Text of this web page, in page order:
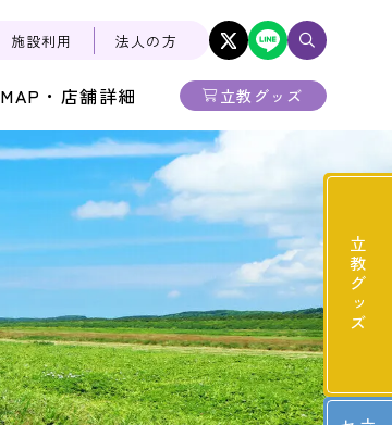
MAP・店舗詳細 立教グッズ
施設利用 法人の方
立教グッズ